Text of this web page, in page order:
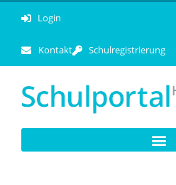
Login
Kontakt Schulregistrierung